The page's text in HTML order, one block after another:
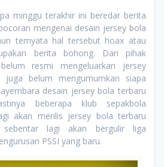
terakhir ini beredar berita
mengenai desain jersey bola
ternyata hal tersebut hoax atau
berita bohong. Dari pihak
resmi mengeluarkan jersey
belum mengumumkan siapa
desain jersey bola terbaru
beberapa klub sepakbola
akan merilis jersey bola terbaru
sebentar lagi akan bergulir liga
PSSI yang baru.